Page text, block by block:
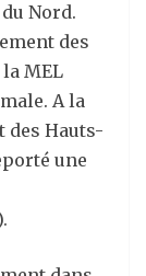
Nord.
des
MEL
A la
des Hauts-
une